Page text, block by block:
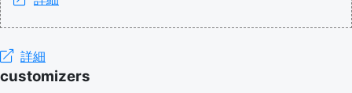
詳細
customizers